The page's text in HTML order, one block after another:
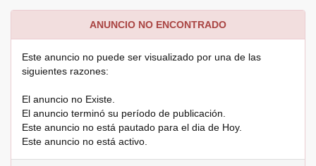
ANUNCIO NO ENCONTRADO
Este anuncio no puede ser visualizado por una de las
siguientes razones:
El anuncio no Existe.
El anuncio terminó su período de publicación.
Este anuncio no está pautado para el dia de Hoy.
Este anuncio no está activo.